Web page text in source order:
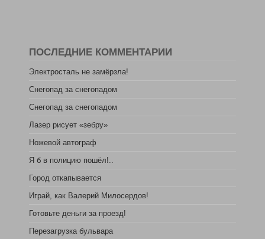
ПОСЛЕДНИЕ КОММЕНТАРИИ
Электросталь не замёрзла!
Снегопад за снегопадом
Снегопад за снегопадом
Лазер рисует «зебру»
Ножевой автограф
Я б в полицию пошёл!..
Город откапывается
Играй, как Валерий Милосердов!
Готовьте деньги за проезд!
Перезагрузка бульвара